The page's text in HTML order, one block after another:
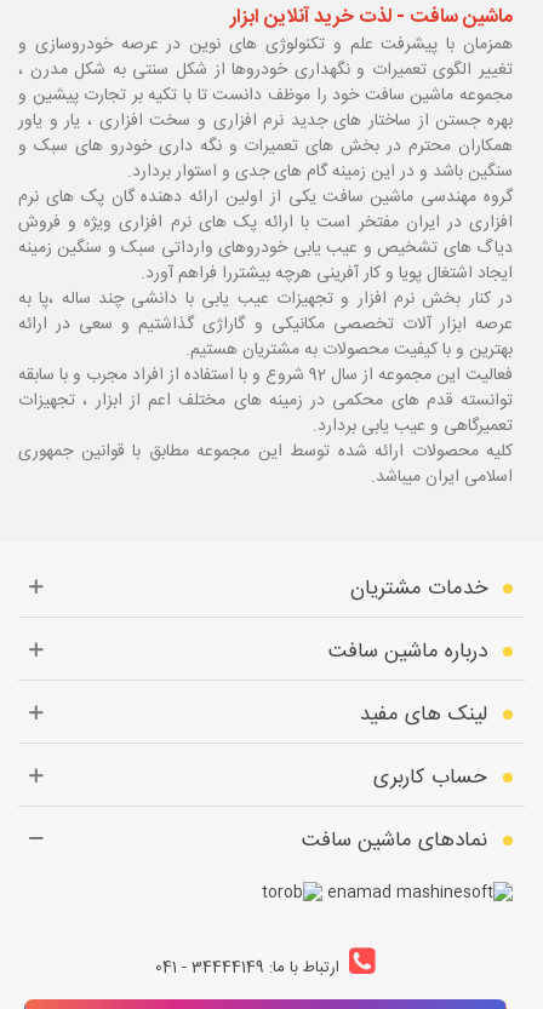
ماشین سافت - لذت خرید آنلاین ابزار
همزمان با پیشرفت علم و تکنولوژی های نوین در عرصه خودروسازی و
تغییر الگوی تعمیرات و نگهداری خودروها از شکل سنتی به شکل مدرن ،
مجموعه ماشین سافت خود را موظف دانست تا با تکیه بر تجارت پیشین و
بهره جستن از ساختار های جدید نرم افزاری و سخت افزاری ، یار و یاور
همکاران محترم در بخش های تعمیرات و نگه داری خودرو های سبک و
سنگین باشد و در این زمینه گام های جدی و استوار بردارد.
گروه مهندسی ماشین سافت یکی از اولین ارائه دهنده گان پک های نرم
افزاری در ایران مفتخر است با ارائه پک های نرم افزاری ویژه و فروش
دیاگ های تشخیص و عیب یابی خودروهای وارداتی سبک و سنگین زمینه
ایجاد اشتغال پویا و کار آفرینی هرچه بیشتررا فراهم آورد.
در کنار بخش نرم افزار و تجهیزات عیب یابی با دانشی چند ساله ،پا به
عرصه ابزار آلات تخصصی مکانیکی و گاراژی گذاشتیم و سعی در ارائه
بهترین و با کیفیت محصولات به مشتریان هستیم.
فعالیت این مجموعه از سال 92 شروع و با استفاده از افراد مجرب و با سابقه
توانسته قدم های محکمی در زمینه های مختلف اعم از ابزار ، تجهیزات
تعمیرگاهی و عیب یابی بردارد.
کلیه محصولات ارائه شده توسط این مجموعه مطابق با قوانین جمهوری
اسلامی ایران میباشد.
خدمات مشتریان
درباره ماشین سافت
لینک های مفید
حساب کاربری
نمادهای ماشین سافت
ارتباط با ما: 34444149 - 041